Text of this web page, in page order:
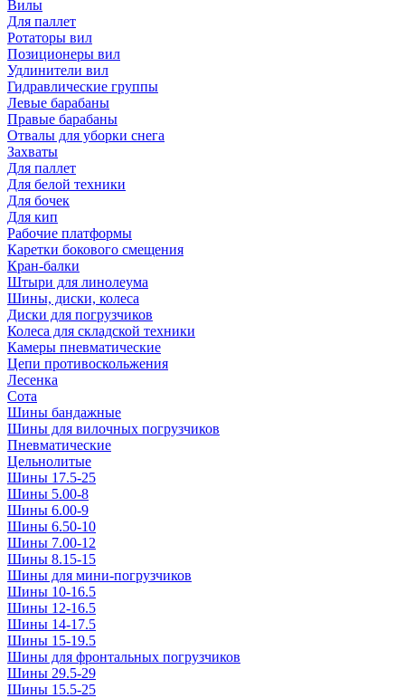
Вилы
Для паллет
Ротаторы вил
Позиционеры вил
Удлинители вил
Гидравлические группы
Левые барабаны
Правые барабаны
Отвалы для уборки снега
Захваты
Для паллет
Для белой техники
Для бочек
Для кип
Рабочие платформы
Каретки бокового смещения
Кран-балки
Штыри для линолеума
Шины, диски, колеса
Диски для погрузчиков
Колеса для складской техники
Камеры пневматические
Цепи противоскольжения
Лесенка
Сота
Шины бандажные
Шины для вилочных погрузчиков
Пневматические
Цельнолитые
Шины 17.5-25
Шины 5.00-8
Шины 6.00-9
Шины 6.50-10
Шины 7.00-12
Шины 8.15-15
Шины для мини-погрузчиков
Шины 10-16.5
Шины 12-16.5
Шины 14-17.5
Шины 15-19.5
Шины для фронтальных погрузчиков
Шины 29.5-29
Шины 15.5-25